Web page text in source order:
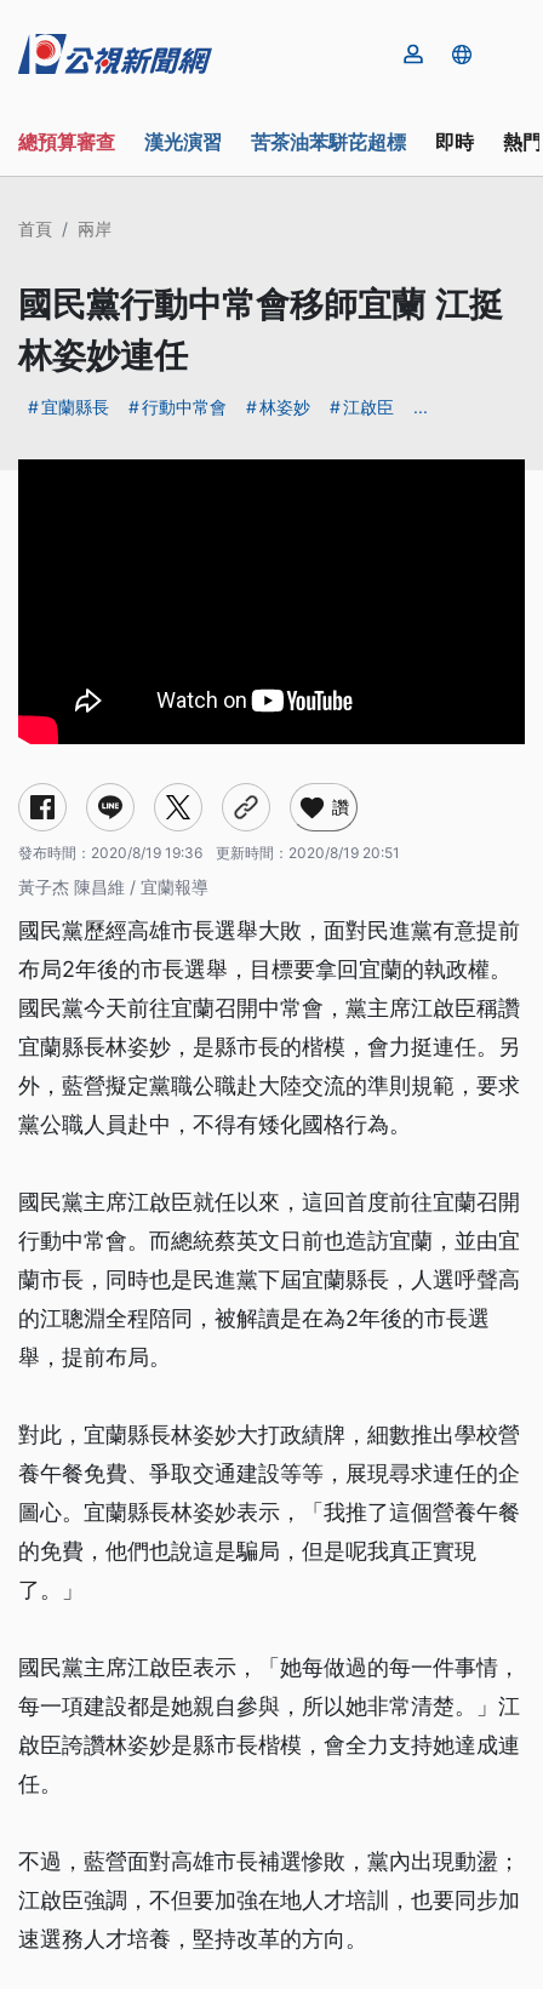
總預算審查 漢光演習 苦茶油苯駢芘超標 即時 熱
首頁 兩岸
國民黨行動中常會移師宜蘭 江挺
林姿妙連任
宜蘭縣長 行動中常會 林姿妙 江啟臣 ...
讚
發布時間： 2020/8/19 19:36 更新時間： 2020/8/19 20:51
黃子杰 陳昌維 / 宜蘭報導
國民黨歷經高雄市長選舉大敗，面對民進黨有意提前
布局2年後的市長選舉，目標要拿回宜蘭的執政權。
國民黨今天前往宜蘭召開中常會，黨主席江啟臣稱讚
宜蘭縣長林姿妙，是縣市長的楷模，會力挺連任。另
外，藍營擬定黨職公職赴大陸交流的準則規範，要求
黨公職人員赴中，不得有矮化國格行為。
國民黨主席江啟臣就任以來，這回首度前往宜蘭召開
行動中常會。而總統蔡英文日前也造訪宜蘭，並由宜
蘭市長，同時也是民進黨下屆宜蘭縣長，人選呼聲高
的江聰淵全程陪同，被解讀是在為2年後的市長選
舉，提前布局。
對此，宜蘭縣長林姿妙大打政績牌，細數推出學校營
養午餐免費、爭取交通建設等等，展現尋求連任的企
圖心。宜蘭縣長林姿妙表示，「我推了這個營養午餐
的免費，他們也說這是騙局，但是呢我真正實現
了。」
國民黨主席江啟臣表示，「她每做過的每一件事情，
每一項建設都是她親自參與，所以她非常清楚。」江
啟臣誇讚林姿妙是縣市長楷模，會全力支持她達成連
任。
不過，藍營面對高雄市長補選慘敗，黨內出現動盪；
江啟臣強調，不但要加強在地人才培訓，也要同步加
速選務人才培養，堅持改革的方向。